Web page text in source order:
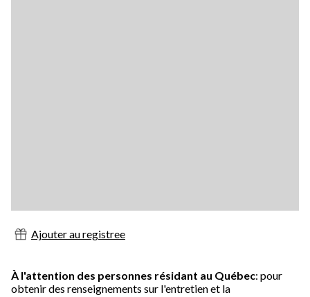
Ajouter au registree
À l'attention des personnes résidant au Québec: pour
obtenir des renseignements sur l'entretien et la